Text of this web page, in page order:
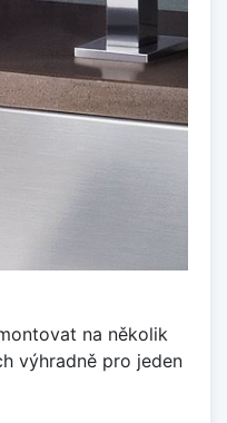
na několik
výhradně pro jeden